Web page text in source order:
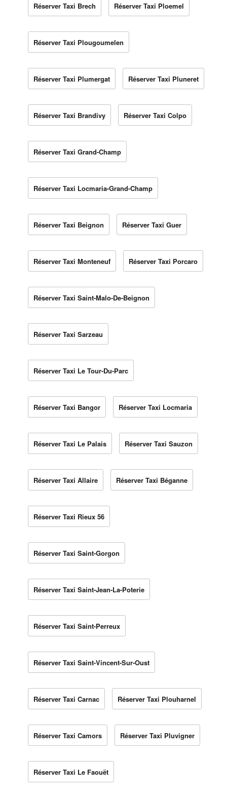
Réserver Taxi Brech Réserver Taxi Ploemel
Réserver Taxi Plougoumelen
Réserver Taxi Plumergat Réserver Taxi Pluneret
Réserver Taxi Brandivy Réserver Taxi Colpo
Réserver Taxi Grand-Champ
Réserver Taxi Locmaria-Grand-Champ
Réserver Taxi Beignon Réserver Taxi Guer
Réserver Taxi Monteneuf Réserver Taxi Porcaro
Réserver Taxi Saint-Malo-De-Beignon
Réserver Taxi Sarzeau
Réserver Taxi Le Tour-Du-Parc
Réserver Taxi Bangor Réserver Taxi Locmaria
Réserver Taxi Le Palais Réserver Taxi Sauzon
Réserver Taxi Allaire Réserver Taxi Béganne
Réserver Taxi Rieux 56
Réserver Taxi Saint-Gorgon
Réserver Taxi Saint-Jean-La-Poterie
Réserver Taxi Saint-Perreux
Réserver Taxi Saint-Vincent-Sur-Oust
Réserver Taxi Carnac Réserver Taxi Plouharnel
Réserver Taxi Camors Réserver Taxi Pluvigner
Réserver Taxi Le Faouët